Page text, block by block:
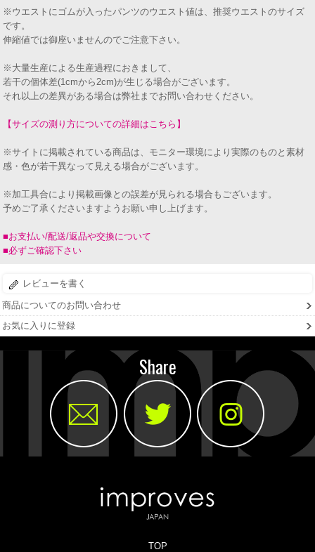
※ウエストにゴムが入ったパンツのウエスト値は、推奨ウエストのサイズ
です。
伸縮値では御座いませんのでご注意下さい。
※大量生産による生産過程におきまして、
若干の個体差(1cmから2cm)が生じる場合がございます。
それ以上の差異がある場合は弊社までお問い合わせください。
【サイズの測り方についての詳細はこちら】
※サイトに掲載されている商品は、モニター環境により実際のものと素材
感・色が若干異なって見える場合がございます。
※加工具合により掲載画像との誤差が見られる場合もございます。
予めご了承くださいますようお願い申し上げます。
■お支払い/配送/返品や交換について
■必ずご確認下さい
レビューを書く
商品についてのお問い合わせ
お気に入りに登録
Share
TOP